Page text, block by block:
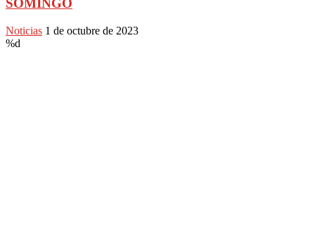
SOMINGO
Noticias 1 de octubre de 2023
%d